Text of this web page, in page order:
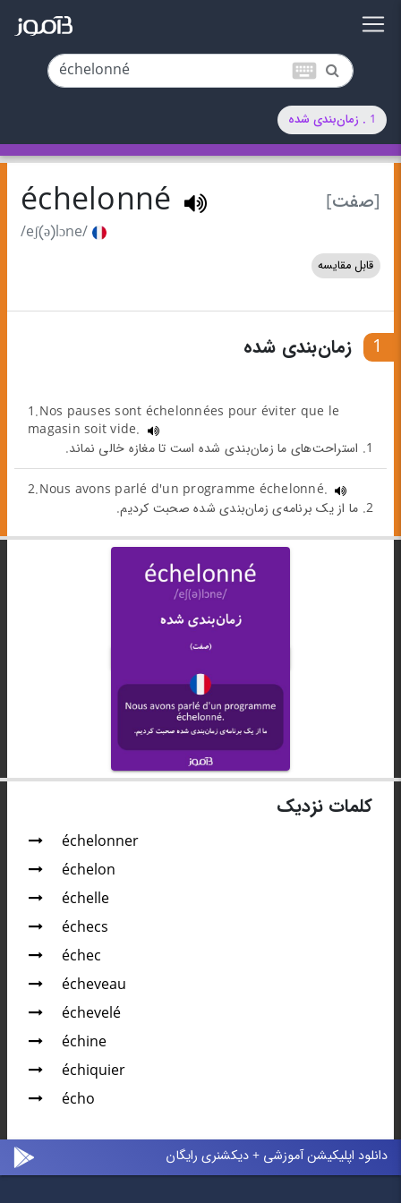
keyboard
1 . زمان‌بندی شده
[صفت] échelonné
/eʃ(ə)lɔne/
قابل مقایسه
1 زمان‌بندی شده
1.Nos pauses sont échelonnées pour éviter que le
magasin soit vide.
1. استراحت‌های ما زمان‌بندی شده است تا مغازه خالی نماند.
2.Nous avons parlé d'un programme échelonné.
2. ما از یک برنامه‌ی زمان‌بندی شده صحبت کردیم.
کلمات نزدیک
échelonner
échelon
échelle
échecs
échec
écheveau
échevelé
échine
échiquier
écho
دانلود اپلیکیشن آموزشی + دیکشنری رایگان